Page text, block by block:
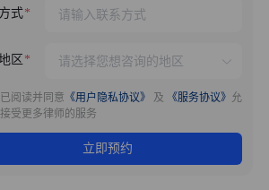
式
区
阅读并同意 《用户隐私协议》 及 《服务协议》 允
受更多律师的服务
立即预约